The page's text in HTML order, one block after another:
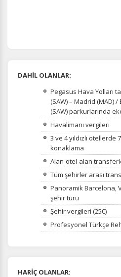
DAHİL OLANLAR:
Pegasus Hava Yolları
(SAW) – Madrid (MAD)
(SAW) parkurlarında
Havalimanı vergileri
3 ve 4 yıldızlı otellerde
konaklama
Alan-otel-alan
Tüm şehirler arası
Panoramik Barcelona,
şehir turu
Şehir vergileri (25€)
Profesyonel Türkçe
HARİÇ OLANLAR: